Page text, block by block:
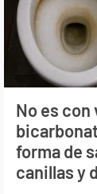
No es con
forma de
canillas y